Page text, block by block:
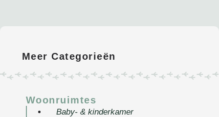
Meer Categorieën
Woonruimtes
Baby- & kinderkamer